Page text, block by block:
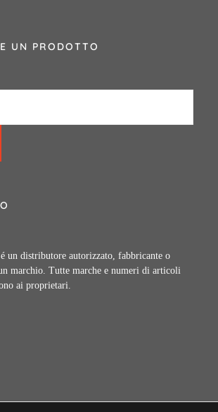
UN PRODOTTO
un distributore autorizzato, fabbricante o
marchio. Tutte marche e numeri di articoli
ai proprietari.